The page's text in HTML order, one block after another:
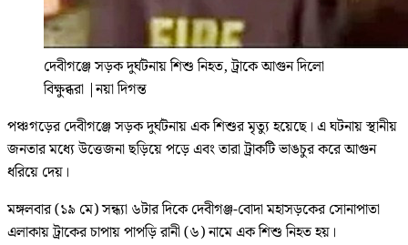
দেবীগঞ্জে সড়ক দুর্ঘটনায় শিশু নিহত, ট্রাকে আগুন দিলো
বিক্ষুব্ধরা |নয়া দিগন্ত
পঞ্চগড়ের দেবীগঞ্জে সড়ক দুর্ঘটনায় এক শিশুর মৃত্যু হয়েছে। এ ঘটনায় স্থানীয়
জনতার মধ্যে উত্তেজনা ছড়িয়ে পড়ে এবং তারা ট্রাকটি ভাঙচুর করে আগুন
ধরিয়ে দেয়।
মঙ্গলবার (১৯ মে) সন্ধ্যা ৬টার দিকে দেবীগঞ্জ-বোদা মহাসড়কের সোনাপাতা
এলাকায় ট্রাকের চাপায় পাপড়ি রানী (৬) নামে এক শিশু নিহত হয়।